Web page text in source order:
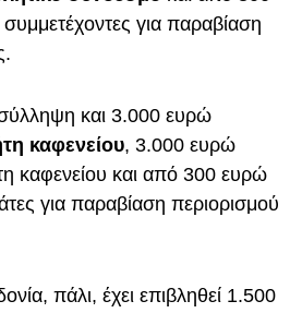
για παραβίαση
και 3.000 ευρώ
καφενείου, 3.000 ευρώ
καφενείου και από 300 ευρώ
για παραβίαση περιορισμού
πάλι, έχει επιβληθεί 1.500